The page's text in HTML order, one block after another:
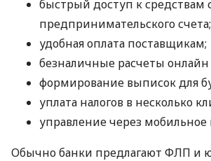
быстрый доступ к средствам
предпринимательского счета;
удобная оплата поставщикам;
безналичные расчеты
формирование выписок для
уплата налогов в несколько
управление через
Обычно банки предлагают ФЛП и